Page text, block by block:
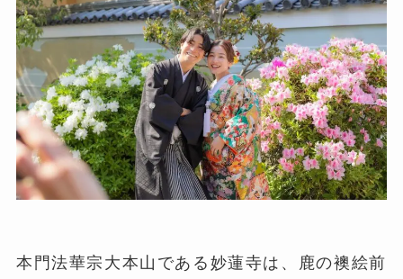
本門法華宗大本山である妙蓮寺は、鹿の襖絵前